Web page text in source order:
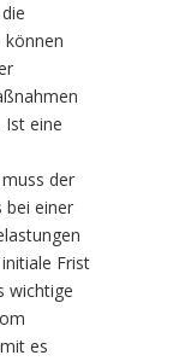
können
Ist eine
der
bei einer
Frist
wichtige
es